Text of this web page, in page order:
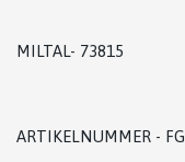
MILTAL- 73815
ARTIKELNUMMER -